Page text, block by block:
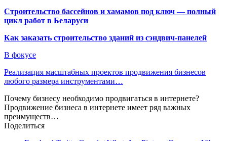
Строительство бассейнов и хамамов под ключ — полный
цикл работ в Беларуси
Как заказать строительство зданий из сэндвич-панелей
В фокусе
Реализация масштабных проектов продвижения бизнесов
любого размера инструментами…
Почему бизнесу необходимо продвигаться в интернете?
Продвижение бизнеса в интернете имеет ряд важных
преимуществ…
Поделиться